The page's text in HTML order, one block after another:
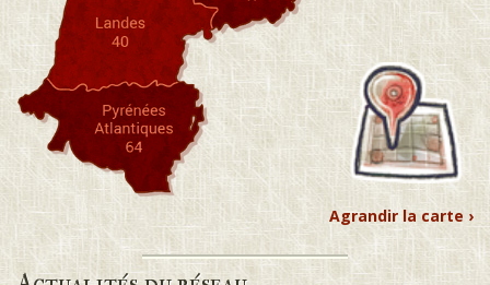
Agrandir la carte ›